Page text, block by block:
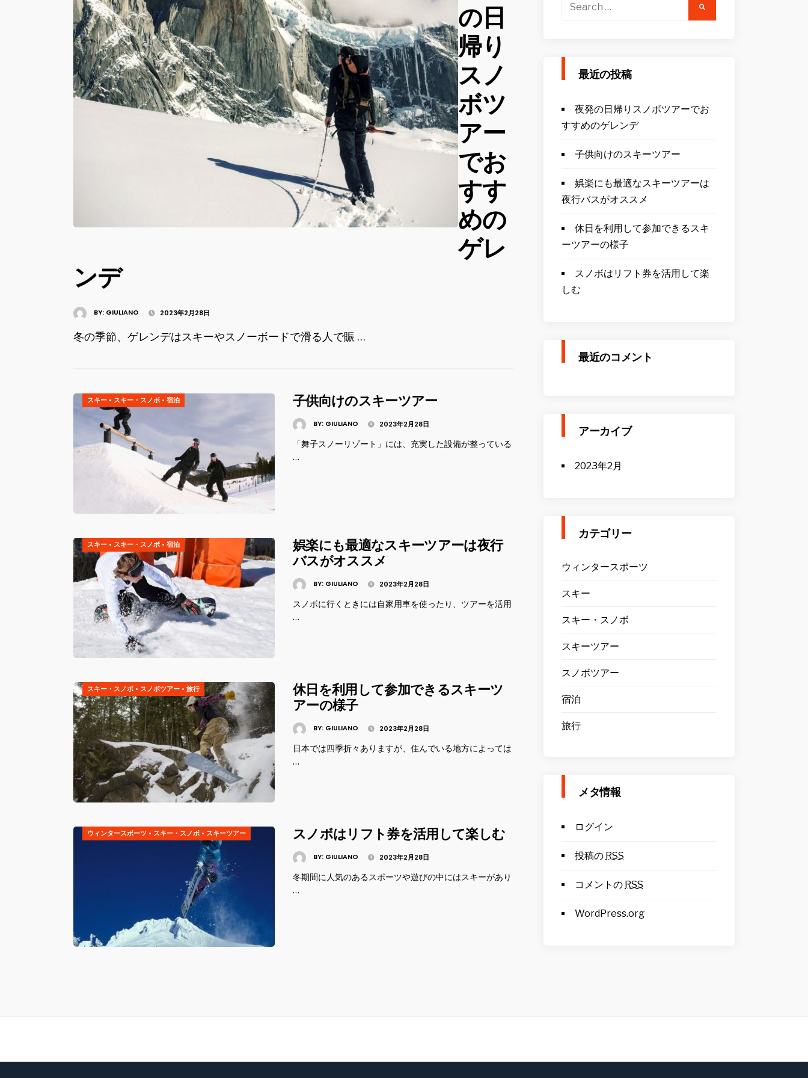
の日
帰り
スノ
ボツ
アー
でお
すす
めの
ゲレ
ンデ
BY: GIULIANO 2023年2月28日
冬の季節、ゲレンデはスキーやスノーボードで滑る人で賑 …
スキー • スキー・スノボ • 宿泊 子供向けのスキーツアー
BY: GIULIANO 2023年2月28日
「舞子スノーリゾート」には、充実した設備が整っている
…
スキー • スキー・スノボ • 宿泊
娯楽にも最適なスキーツアーは夜行
バスがオススメ
BY: GIULIANO 2023年2月28日
スノボに行くときには自家用車を使ったり、ツアーを活用
…
スキー・スノボ • スノボツアー • 旅行
休日を利用して参加できるスキーツ
アーの様子
BY: GIULIANO 2023年2月28日
日本では四季折々ありますが、住んでいる地方によっては
…
ウィンタースポーツ • スキー・スノボ • スキーツアー スノボはリフト券を活用して楽しむ
BY: GIULIANO 2023年2月28日
冬期間に人気のあるスポーツや遊びの中にはスキーがあり
…
最近の投稿
夜発の日帰りスノボツアーでお
すすめのゲレンデ
子供向けのスキーツアー
娯楽にも最適なスキーツアーは
夜行バスがオススメ
休日を利用して参加できるスキ
ーツアーの様子
スノボはリフト券を活用して楽
しむ
最近のコメント
アーカイブ
2023年2月
カテゴリー
ウィンタースポーツ
スキー
スキー・スノボ
スキーツアー
スノボツアー
宿泊
旅行
メタ情報
ログイン
投稿の RSS
コメントの RSS
WordPress.org